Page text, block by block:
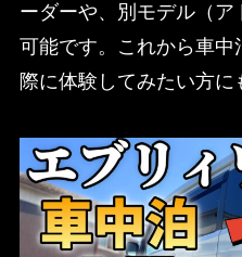
ーダーや、別モデル（
可能です。これから車
際に体験してみたい方に